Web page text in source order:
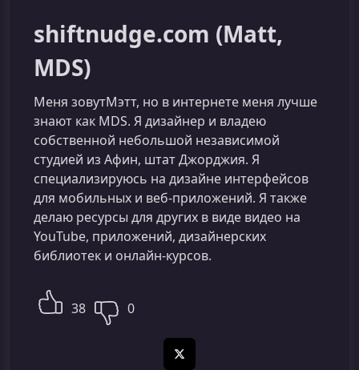
shiftnudge.com (Matt,
MDS)
Меня зовутМэтт, но в интернете меня лучше
знают как MDS. Я дизайнер и владею
собственной небольшой независимой
студией из Афин, штат Джорджия. Я
специализируюсь на дизайне интерфейсов
для мобильных и веб-приложений. Я также
делаю ресурсы для других в виде видео на
YouTube, приложений, дизайнерских
библиотек и онлайн-курсов.
38 0
X (Twitter)